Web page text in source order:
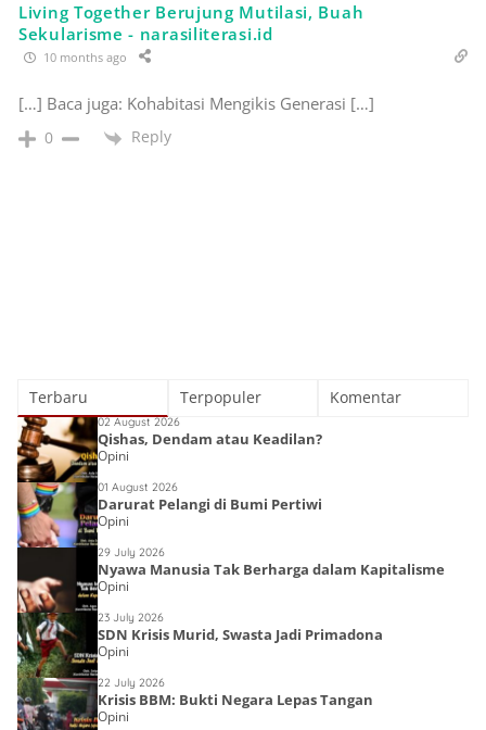
‎Living Together Berujung Mutilasi, Buah
Sekularisme - narasiliterasi.id
10 months ago
[…] Baca juga: Kohabitasi Mengikis Generasi […]
0 Reply
Terbaru Terpopuler Komentar
02 August 2026
Qishas, Dendam atau Keadilan?
Opini
01 August 2026
Darurat Pelangi di Bumi Pertiwi
Opini
29 July 2026
Nyawa Manusia Tak Berharga dalam Kapitalisme
Opini
23 July 2026
SDN Krisis Murid, Swasta Jadi Primadona
Opini
22 July 2026
Krisis BBM: Bukti Negara Lepas Tangan
Opini